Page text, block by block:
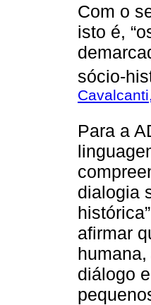
Com o
isto é,
sócio-
Para a
dialogia
afirmar
diálogo